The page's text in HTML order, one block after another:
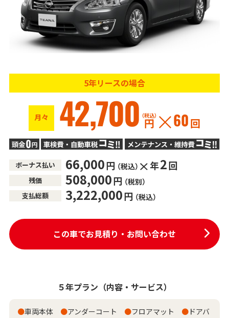
5年リースの場合
月々 42,700 円
（税込） 60回
ボーナス払い 66,000円（税込） 年2回
残価 508,000円（税別）
支払総額 3,222,000円（税込）
この車でお見積り・お問い合わせ
５年プラン （内容・サービス）
●車両本体 ●アンダーコート ●フロアマット ●ドアバ